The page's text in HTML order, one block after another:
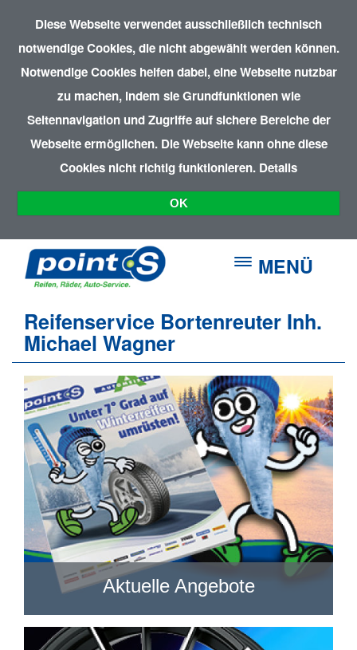
Diese Webseite verwendet ausschließlich technisch
notwendige Cookies, die nicht abgewählt werden können.
Notwendige Cookies helfen dabei, eine Webseite nutzbar
zu machen, indem sie Grundfunktionen wie
Seitennavigation und Zugriffe auf sichere Bereiche der
Webseite ermöglichen. Die Webseite kann ohne diese
Cookies nicht richtig funktionieren. Details
OK
MENÜ
Reifenservice Bortenreuter Inh.
Michael Wagner
Aktuelle Angebote